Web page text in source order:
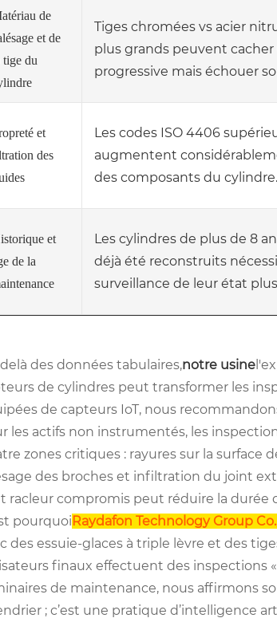
de
et de
tige du
Tiges chromées vs acier
plus grands peuvent
progressive mais échouer
et
des
Les codes ISO 4406
augmentent
des composants du cylindre.
et
de la
Les cylindres de plus de 8
déjà été reconstruits
surveillance de leur état
des données tabulaires,notre usine
de cylindres peut transformer les
de capteurs IoT, nous
les actifs non instrumentés, les
zones critiques : rayures sur la surface
des broches et infiltration du joint
racleur compromis peut réduire la durée
pourquoiRaydafon Technology Group
des essuie-glaces à triple lèvre et des
finaux effectuent des inspections
de maintenance, nous affirmons
; c’est une pratique d’intelligence